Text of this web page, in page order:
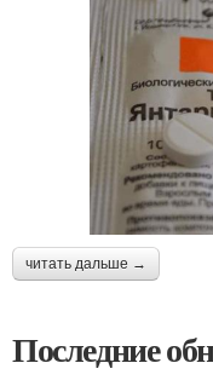
читать дальше →
Последние